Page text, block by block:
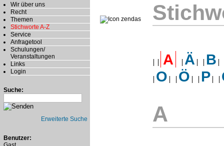
Wir über uns
Recht
Themen
Stichworte A-Z
Service
Anfragetool
Schulungen/
Veranstaltungen
Links
Login
Suche:
Erweiterte Suche
Benutzer:
A Ä
B
O
Ö P
A